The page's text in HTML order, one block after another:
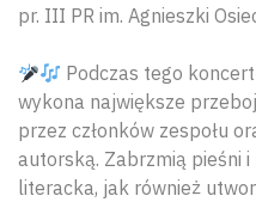
pr. III PR im. Agnieszki
Podczas tego
wykona największe
przez członków zespołu
autorską. Zabrzmią pieśni
literacka, jak również